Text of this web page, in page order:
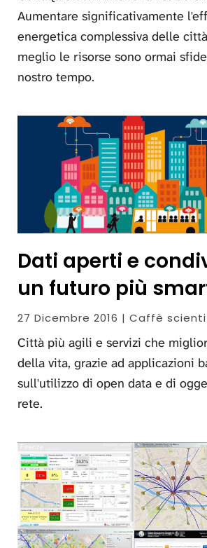
Aumentare significativamente
energetica complessiva delle
meglio le risorse sono ormai
nostro tempo.
Dati aperti e
un futuro più
27 Dicembre 2016 | Caffè
Città più agili e servizi che
della vita, grazie ad applicazioni
sull'utilizzo di open data e di
rete.